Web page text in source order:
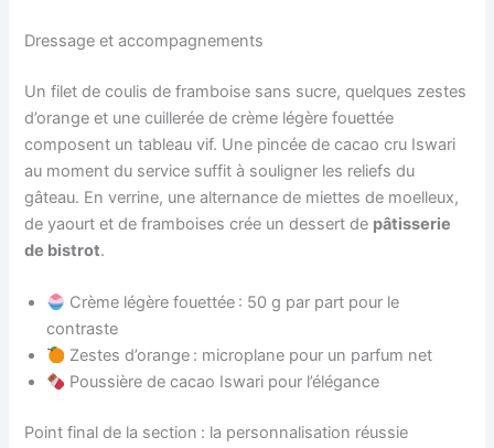
Dressage et accompagnements
Un filet de coulis de framboise sans sucre, quelques zestes
d’orange et une cuillerée de crème légère fouettée
composent un tableau vif. Une pincée de cacao cru Iswari
au moment du service suffit à souligner les reliefs du
gâteau. En verrine, une alternance de miettes de moelleux,
de yaourt et de framboises crée un dessert de pâtisserie
de bistrot.
Crème légère fouettée : 50 g par part pour le
contraste
Zestes d’orange : microplane pour un parfum net
Poussière de cacao Iswari pour l’élégance
Point final de la section : la personnalisation réussie